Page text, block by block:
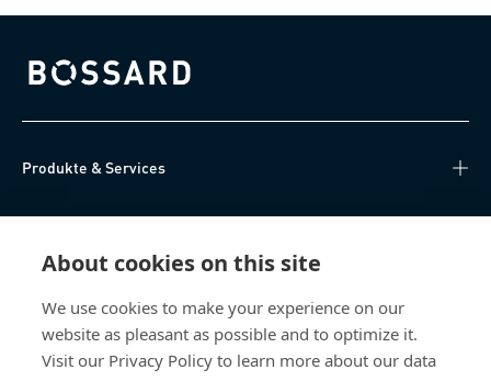
About cookies on this site
We use cookies to make your experience on our
website as pleasant as possible and to optimize it.
Visit our Privacy Policy to learn more about our data
Bossard homepage
Produkte & Services
Wissen
Über uns